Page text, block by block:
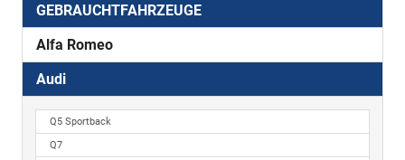
GEBRAUCHTFAHRZEUGE
Alfa Romeo
Audi
Q5 Sportback
Q7